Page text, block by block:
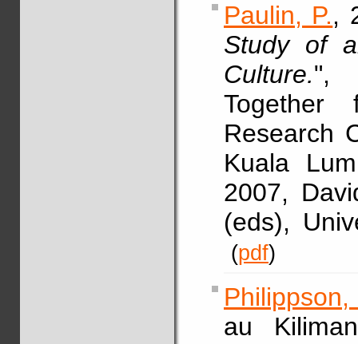
Paulin, P.,
Study of
Culture.",
Together
Research
Kuala
2007,
(eds),
(pdf)
au